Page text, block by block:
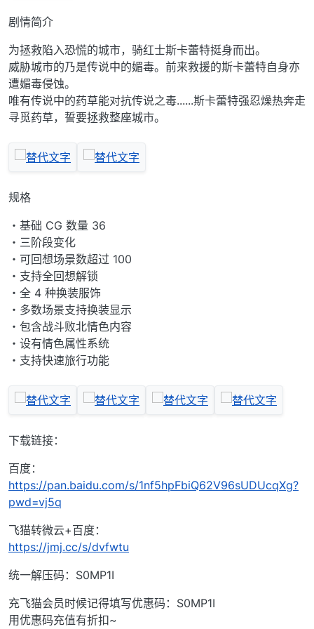
剧情简介
为拯救陷入恐慌的城市，骑红士斯卡蕾特挺身而出。
威胁城市的乃是传说中的媚毒。前来救援的斯卡蕾特自身亦
遭媚毒侵蚀。
唯有传说中的药草能对抗传说之毒......斯卡蕾特强忍燥热奔走
寻觅药草，誓要拯救整座城市。
规格
・基础 CG 数量 36
・三阶段变化
・可回想场景数超过 100
・支持全回想解锁
・全 4 种换装服饰
・多数场景支持换装显示
・包含战斗败北情色内容
・设有情色属性系统
・支持快速旅行功能
下载链接：
百度：
https://pan.baidu.com/s/1nf5hpFbiQ62V96sUDUcqXg?
pwd=vj5q
飞猫转微云+百度：
https://jmj.cc/s/dvfwtu
统一解压码：S0MP1I
充飞猫会员时候记得填写优惠码：S0MP1I
用优惠码充值有折扣~